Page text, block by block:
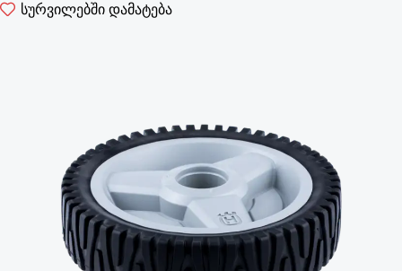
სურვილებში დამატება